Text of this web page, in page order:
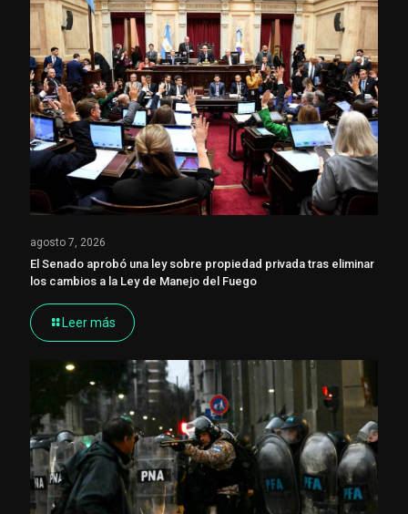
agosto 7, 2026
El Senado aprobó una ley sobre propiedad privada tras eliminar
los cambios a la Ley de Manejo del Fuego
Leer más